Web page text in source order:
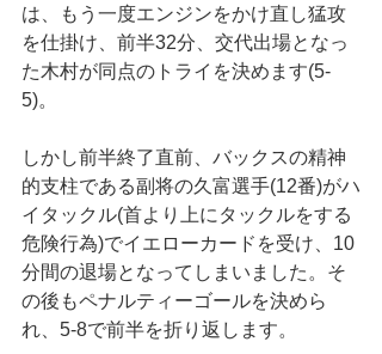
は、もう一度エンジンをかけ直し猛攻
を仕掛け、前半32分、交代出場となっ
た木村が同点のトライを決めます(5-
5)。
しかし前半終了直前、バックスの精神
的支柱である副将の久富選手(12番)がハ
イタックル(首より上にタックルをする
危険行為)でイエローカードを受け、10
分間の退場となってしまいました。そ
の後もペナルティーゴールを決めら
れ、5-8で前半を折り返します。